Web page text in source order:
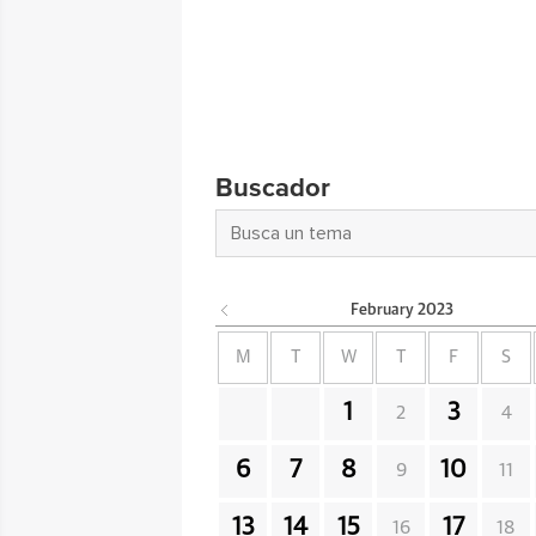
Buscador
February 2023
M W F S
1 2 3 4
6 7 8 9 10 11
13 14 15 16 17 18